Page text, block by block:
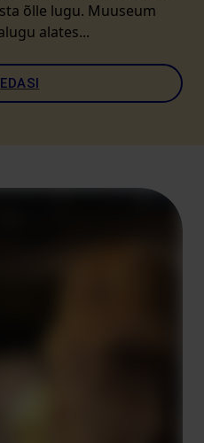
õlle lugu. Muuseum
alates...